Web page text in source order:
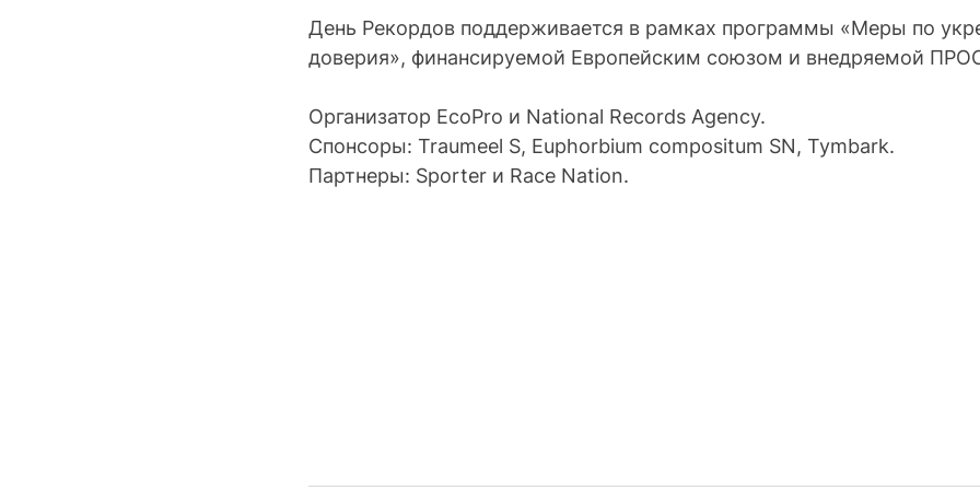
День Рекордов поддерживается в рамках программы «Меры по
доверия», финансируемой Европейским союзом и внедряемой
Организатор EcoPro и National Records Agency.
Спонсоры: Traumeel S, Euphorbium compositum SN, Tymbark.
Партнеры: Sporter и Race Nation.